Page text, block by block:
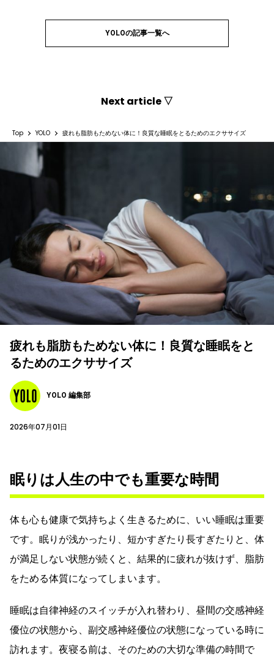
YOLOの記事一覧へ
Next article ▽
Top YOLO 疲れも脂肪もためない体に！良質な睡眠をとるためのエクササイズ
疲れも脂肪もためない体に！良質な睡眠をと
るためのエクササイズ
YOLO 編集部
2026年07月01日
眠りは人生の中でも重要な時間
体も心も健康で気持ちよく生きるために、いい睡眠は重要
です。眠りが浅かったり、短かすぎたり長すぎたりと、体
が満足しない状態が続くと、結果的に疲れが抜けず、脂肪
をためる体質になってしまいます。
睡眠は自律神経のスイッチが入れ替わり、昼間の交感神経
優位の状態から、副交感神経優位の状態になっている時に
訪れます。夜寝る前は、そのための大切な準備の時間で